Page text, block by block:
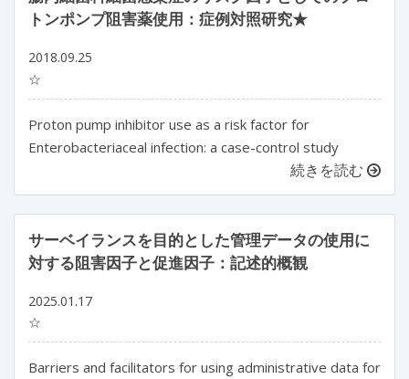
トンポンプ阻害薬使用：症例対照研究★
2018.09.25
☆
Proton pump inhibitor use as a risk factor for
Enterobacteriaceal infection: a case-control study
続きを読む
サーベイランスを目的とした管理データの使用に
対する阻害因子と促進因子：記述的概観
2025.01.17
☆
Barriers and facilitators for using administrative data for